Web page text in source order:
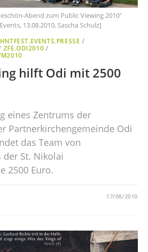
Abend zum Public Viewing 2010"
13.08.2010, Sascha Schulz]
/
ZFE.ODI2010 /
hilft Odi mit 2500
eines Zentrums der
Partnerkirchengemeinde Odi
das Team von
der St. Nikolai
2500 Euro.
17/08/2010